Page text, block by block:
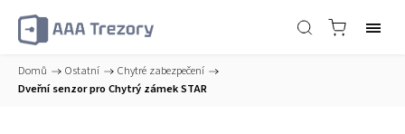
Domů / Ostatní / Chytré zabezpečení /
Dveřní senzor pro Chytrý zámek STAR